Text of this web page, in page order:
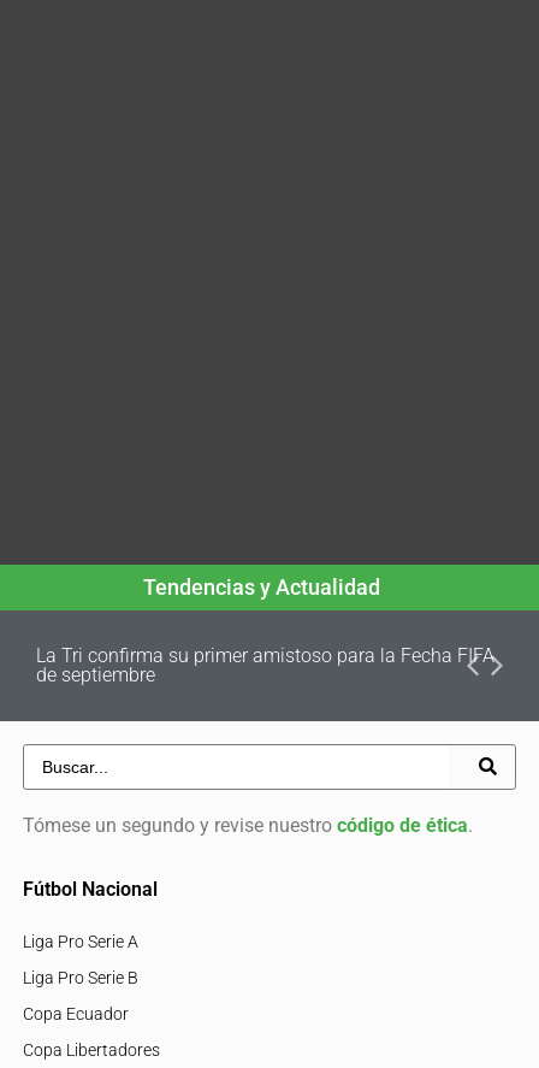
Tendencias y Actualidad
La Tri confirma su primer amistoso para la Fecha FIFA
de septiembre
Tómese un segundo y revise nuestro código de ética.
Fútbol Nacional
Liga Pro Serie A
Liga Pro Serie B
Copa Ecuador
Copa Libertadores